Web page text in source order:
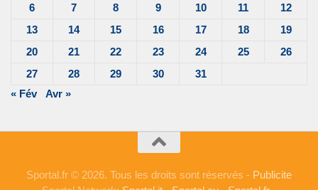
6
7 8 9 10 11
12
13
14 15 16 17 18
19
20
21 22 23 24 25
26
27
28 29 30
31
« Fév
Avr »
Sportal.fr © 2026. Tous les droits sont réservés - Publicite